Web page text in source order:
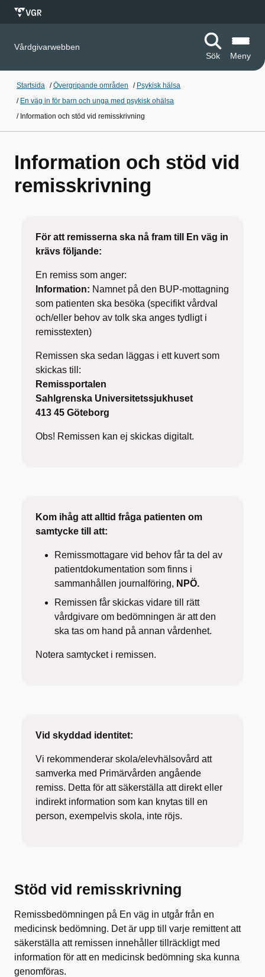
Vårdgivarwebben
Sök
Meny
Startsida /Övergripande områden / Psykisk hälsa
/ En väg in för barn och unga med psykisk ohälsa
/ Information och stöd vid remisskrivning
Information och stöd vid
remisskrivning
För att remisserna ska nå fram till En väg in
krävs följande:
En remiss som anger:
Information: Namnet på den BUP-mottagning
som patienten ska besöka (specifikt vårdval
och/eller behov av tolk ska anges tydligt i
remisstexten)
Remissen ska sedan läggas i ett kuvert som
skickas till:
Remissportalen
Sahlgrenska Universitetssjukhuset
413 45 Göteborg
Obs! Remissen kan ej skickas digitalt.
Kom ihåg att alltid fråga patienten om
samtycke till att:
Remissmottagare vid behov får ta del av
patientdokumentation som finns i
sammanhållen journalföring, NPÖ.
Remissen får skickas vidare till rätt
vårdgivare om bedömningen är att den
ska tas om hand på annan vårdenhet.
Notera samtycket i remissen.
Vid skyddad identitet:
Vi rekommenderar skola/elevhälsovård att
samverka med Primärvården angående
remiss. Detta för att säkerställa att direkt eller
indirekt information som kan knytas till en
person, exempelvis skola, inte röjs.
Stöd vid remisskrivning
Remissbedömningen på En väg in utgår från en
medicinsk bedömning. Det är upp till varje remittent att
säkerställa att remissen innehåller tillräckligt med
information för att en medicinsk bedömning ska kunna
genomföras.